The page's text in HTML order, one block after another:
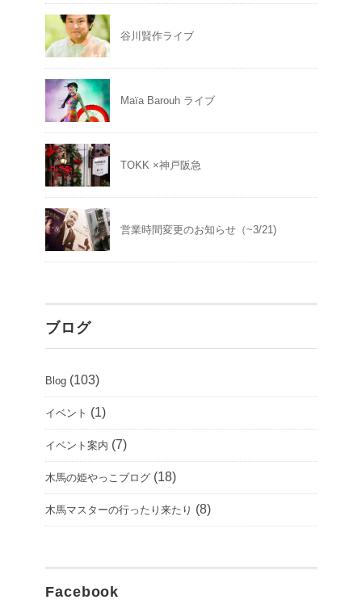
谷川賢作ライブ
Maïa Barouh ライブ
TOKK ×神戸阪急
営業時間変更のお知らせ（~3/21)
ブログ
Blog (103)
イベント (1)
イベント案内 (7)
木馬の姫やっこブログ (18)
木馬マスターの行ったり来たり (8)
Facebook